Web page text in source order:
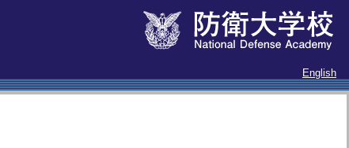
English